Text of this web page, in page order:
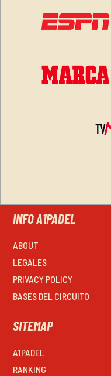
INFO A1PADEL
ABOUT
LEGALES
PRIVACY POLICY
BASES DEL CIRCUITO
SITEMAP
A1PADEL
RANKING